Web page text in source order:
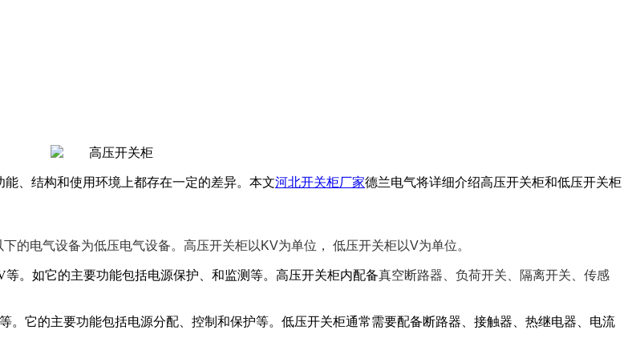
、结构和使用环境上都存在一定的差异。本文河北开关柜厂家德兰电气将详细介绍高压开关柜和低压开关柜
的电气设备为低压电气设备。高压开关柜以KV为单位， 低压开关柜以V为单位。
等。如它的主要功能包括电源保护、和监测等。高压开关柜内配备真空断路器、负荷开关、隔离开关、传感
等。它的主要功能包括电源分配、控制和保护等。低压开关柜通常需要配备断路器、接触器、热继电器、电流